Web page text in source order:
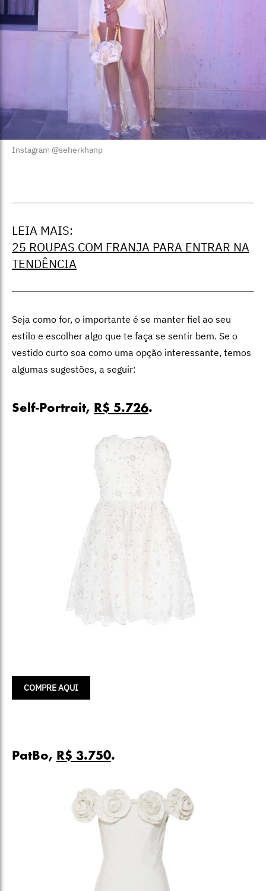
Instagram @seherkhanp
LEIA MAIS:
25 ROUPAS COM FRANJA PARA ENTRAR NA
TENDÊNCIA
Seja como for, o importante é se manter fiel ao seu
estilo e escolher algo que te faça se sentir bem. Se o
vestido curto soa como uma opção interessante, temos
algumas sugestões, a seguir:
Self-Portrait, R$ 5.726.
COMPRE AQUI
PatBo, R$ 3.750.